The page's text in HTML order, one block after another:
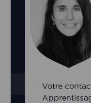
Votre